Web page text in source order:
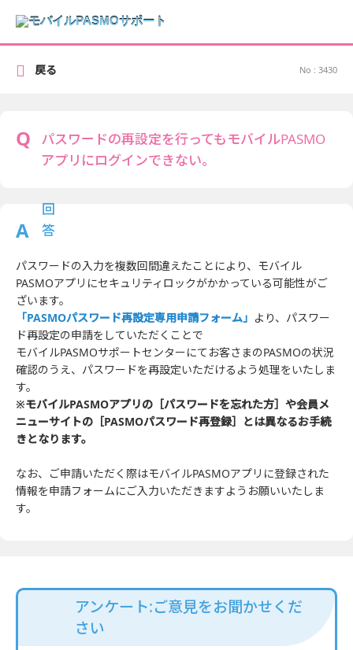
No : 3430
パスワードの再設定を行ってもモバイルPASMO
アプリにログインできない。
パスワードの入力を複数回間違えたことにより、モバイル
PASMOアプリにセキュリティロックがかかっている可能性がご
ざいます。
「PASMOパスワード再設定専用申請フォーム」 より、パスワー
ド再設定の申請をしていただくことで
モバイルPASMOサポートセンターにてお客さまのPASMOの状況
確認のうえ、パスワードを再設定いただけるよう処理をいたしま
す。
※モバイルPASMOアプリの［パスワードを忘れた方］や会員メ
ニューサイトの［PASMOパスワード再登録］とは異なるお手続
きとなります。
なお、ご申請いただく際はモバイルPASMOアプリに登録された
情報を申請フォームにご入力いただきますようお願いいたしま
す。
戻る
アンケート:ご意見をお聞かせくだ
さい